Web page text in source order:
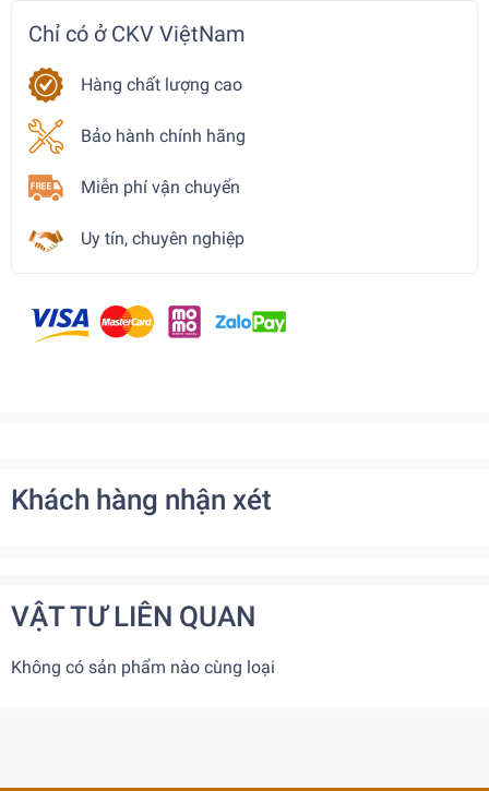
Chỉ có ở CKV ViệtNam
Hàng chất lượng cao
Bảo hành chính hãng
Miễn phí vận chuyển
Uy tín, chuyên nghiệp
Khách hàng nhận xét
VẬT TƯ LIÊN QUAN
Không có sản phẩm nào cùng loại